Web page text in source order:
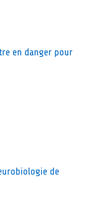
en danger pour
de